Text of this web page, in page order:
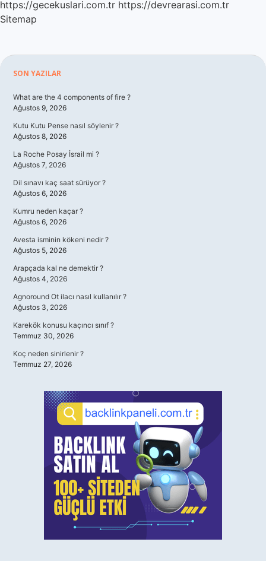
https://gecekuslari.com.tr https://devrearasi.com.tr
Sitemap
Sidebar
SON YAZILAR
What are the 4 components of fire ?
Ağustos 9, 2026
Kutu Kutu Pense nasıl söylenir ?
Ağustos 8, 2026
La Roche Posay İsrail mi ?
Ağustos 7, 2026
Dil sınavı kaç saat sürüyor ?
Ağustos 6, 2026
Kumru neden kaçar ?
Ağustos 6, 2026
Avesta isminin kökeni nedir ?
Ağustos 5, 2026
Arapçada kal ne demektir ?
Ağustos 4, 2026
Agnoround Ot ilacı nasıl kullanılır ?
Ağustos 3, 2026
Karekök konusu kaçıncı sınıf ?
Temmuz 30, 2026
Koç neden sinirlenir ?
Temmuz 27, 2026